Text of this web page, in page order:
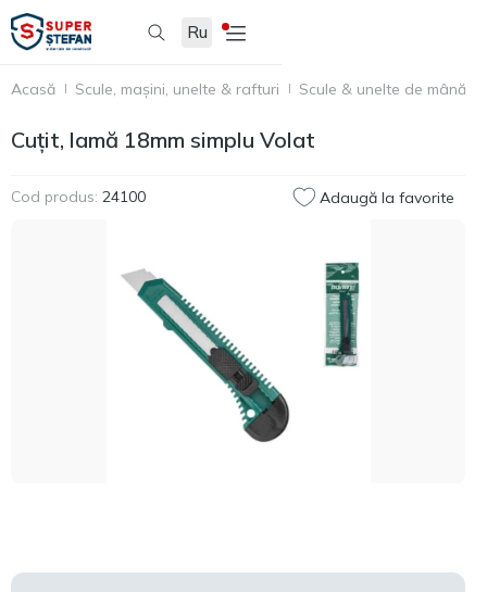
Ru
Acasă Scule, mașini, unelte & rafturi Scule & unelte de mână
Cuțit, lamă 18mm simplu Volat
Cod produs: 24100 Adaugă la favorite